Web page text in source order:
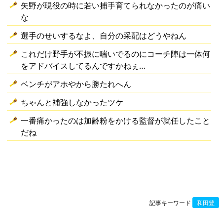
矢野が現役の時に若い捕手育てられなかったのが痛い
な
選手のせいするなよ、自分の采配はどうやねん
これだけ野手が不振に喘いでるのにコーチ陣は一体何
をアドバイスしてるんですかねぇ…
ベンチがアホやから勝たれへん
ちゃんと補強しなかったツケ
一番痛かったのは加齢粉をかける監督が就任したこと
だね
記事キーワード 和田豊